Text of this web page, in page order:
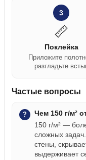
3
📏
Поклейка
Приложите
разгладьте
Частые вопросы
Чем 150 г/м²
150 г/м² —
сложных
стены,
выдерживает